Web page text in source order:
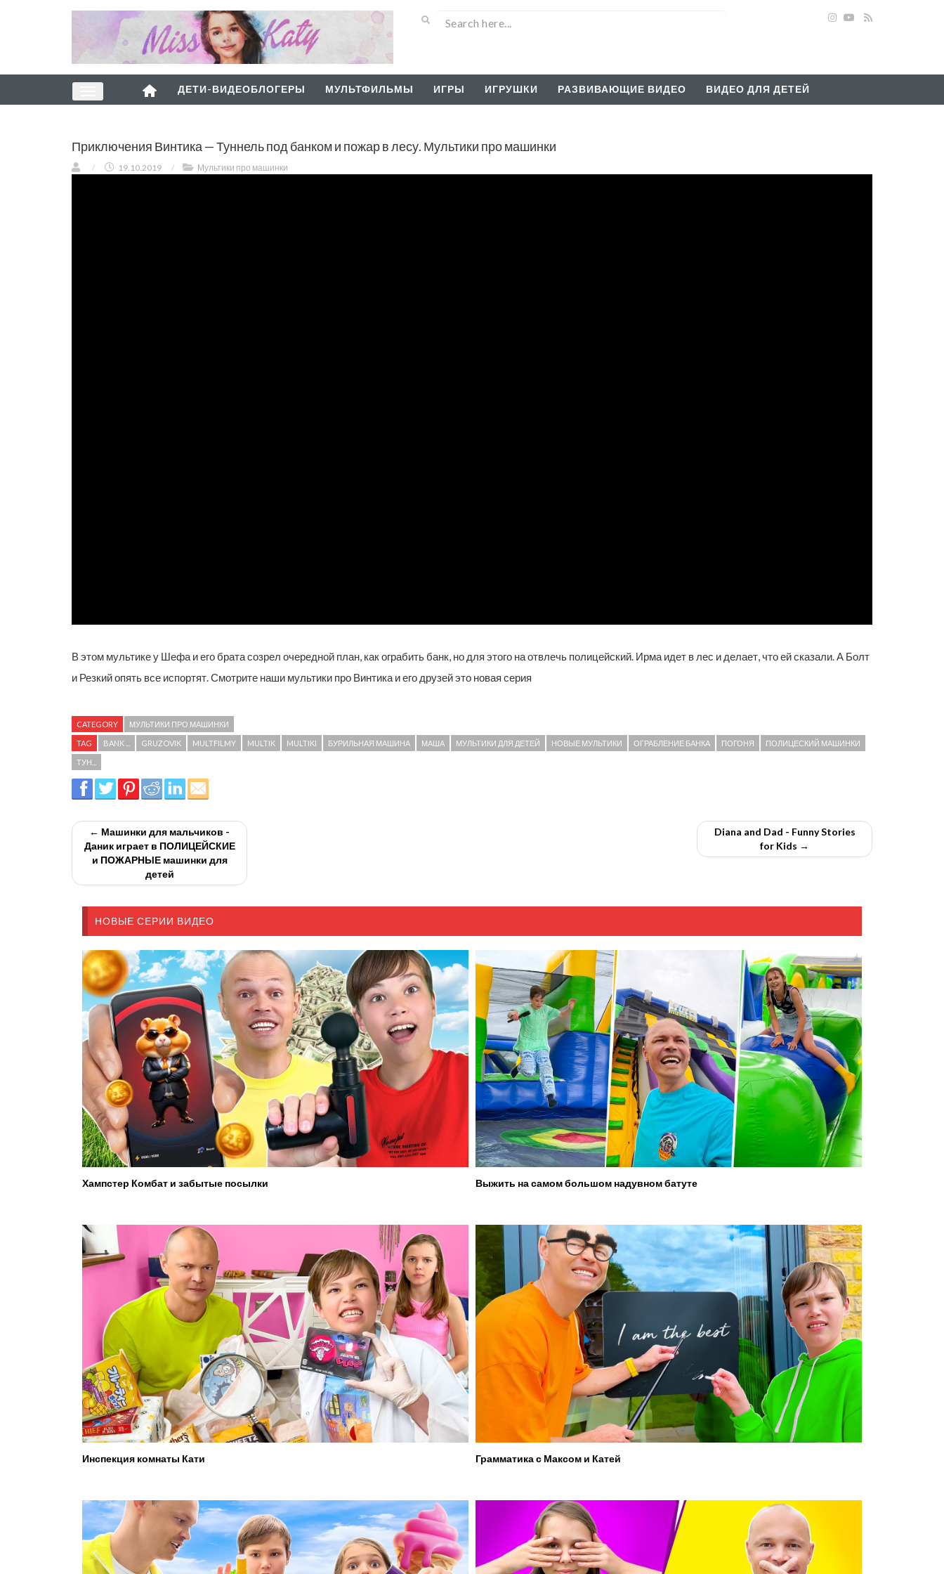
ДЕТИ-ВИДЕОБЛОГЕРЫ МУЛЬТФИЛЬМЫ ИГРЫ ИГРУШКИ РАЗВИВАЮЩИЕ ВИДЕО ВИДЕО ДЛЯ ДЕТЕЙ
Приключения Винтика — Туннель под банком и пожар в лесу. Мультики про машинки
/ 19.10.2019 / Мультики про машинки
В этом мультике у Шефа и его брата созрел очередной план, как ограбить банк, но для этого на отвлечь полицейский. Ирма идет в лес и делает, что ей сказали. А Болт
и Резкий опять все испортят. Смотрите наши мультики про Винтика и его друзей это новая серия
CATEGORY МУЛЬТИКИ ПРО МАШИНКИ
TAG BANK ... GRUZOVIK MULTFILMY MULTIK MULTIKI БУРИЛЬНАЯ МАШИНА МАША МУЛЬТИКИ ДЛЯ ДЕТЕЙ НОВЫЕ МУЛЬТИКИ ОГРАБЛЕНИЕ БАНКА ПОГОНЯ ПОЛИЦЕСКИЙ МАШИНКИ
ТУН...
← Машинки для мальчиков -
Даник играет в ПОЛИЦЕЙСКИЕ
и ПОЖАРНЫЕ машинки для
детей
Diana and Dad - Funny Stories
for Kids →
НОВЫЕ СЕРИИ ВИДЕО
Хампстер Комбат и забытые посылки Выжить на самом большом надувном батуте
Инспекция комнаты Кати Грамматика с Максом и Катей